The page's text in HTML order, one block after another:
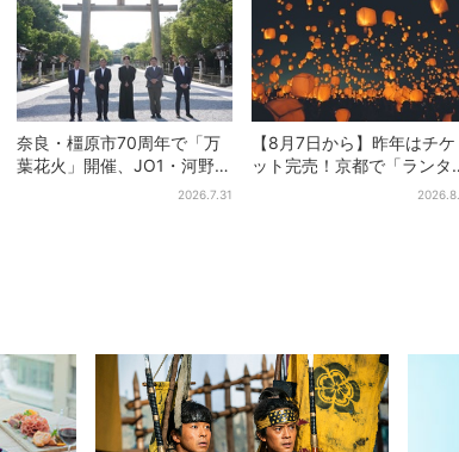
奈良・橿原市70周年で「万
葉花火」開催、JO1・河野純
喜がアンバサダーに…グルー
2026.7.31
【8月7日から】昨年はチケ
ット完売！京都で「ランタ
ンフェス」、最大3500の光